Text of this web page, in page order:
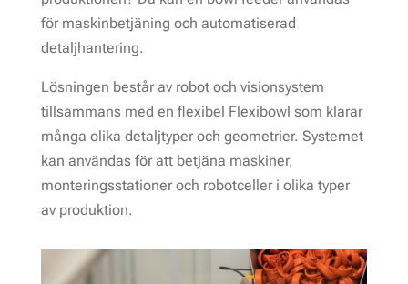
för maskinbetjäning och automatiserad
detaljhantering.
Lösningen består av robot och visionsystem
tillsammans med en flexibel Flexibowl som klarar
många olika detaljtyper och geometrier. Systemet
kan användas för att betjäna maskiner,
monteringsstationer och robotceller i olika typer
av produktion.